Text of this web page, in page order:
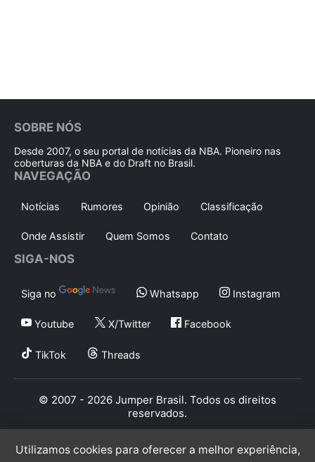
SOBRE NÓS
Desde 2007, o seu portal de notícias da NBA. Pioneiro nas
coberturas da NBA e do Draft no Brasil.
NAVEGAÇÃO
Notícias Rumores Opinião Classificação
Onde Assistir Quem Somos Contato
SIGA-NOS
Siga no Whatsapp Instagram
Youtube X/Twitter Facebook
TikTok Threads
© 2007 - 2026 Jumper Brasil. Todos os direitos
reservados.
Utilizamos cookies para oferecer a melhor experiência,